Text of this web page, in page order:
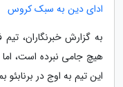
ادای دین به سبک کروس
به گزارش خبرنگاران،
هیچ جامی نبرده است،
این تیم به اوج در برنابئو